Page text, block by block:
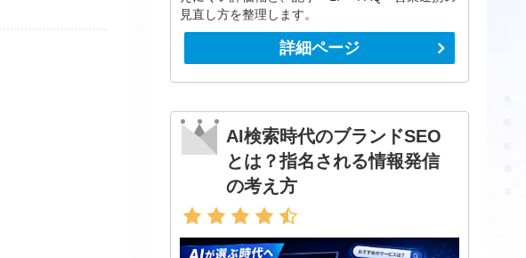
見直し方を整理します。
詳細ページ
AI検索時代のブランドSEO
とは？指名される情報発信
の考え方